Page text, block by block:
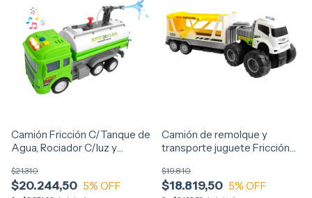
Camión Fricción C/Tanque de
Agua, Rociador C/luz y
$20.244,50
$21.310
5% OFF
Camión de remolque y
transporte juguete Fricción
$18.819,50
$19.810
5% OFF